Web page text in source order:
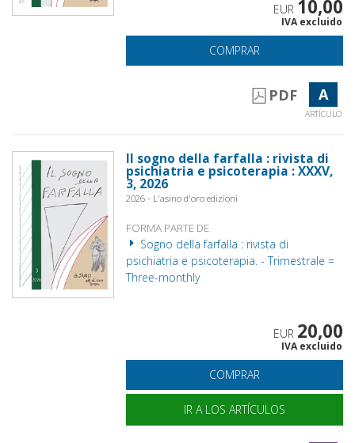
EUR 10,00
IVA excluido
COMPRAR
PDF A
ARTÍCULO
Il sogno della farfalla : rivista di
psichiatria e psicoterapia : XXXV,
3, 2026
2026 - L'asino d'oro edizioni
FORMA PARTE DE
Sogno della farfalla : rivista di
psichiatria e psicoterapia. - Trimestrale =
Three-monthly
EUR 20,00
IVA excluido
COMPRAR
IR A LOS ARTÍCULOS